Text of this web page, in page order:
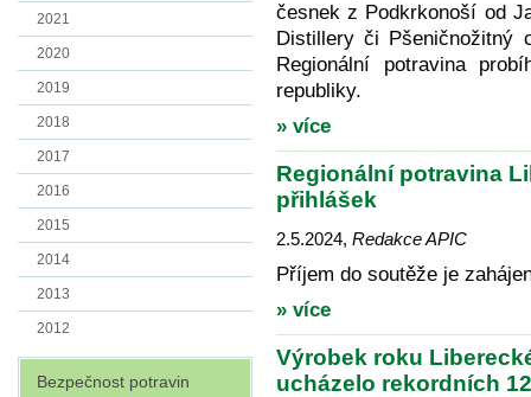
česnek z Podkrkonoší od
Distillery či Pšeničnožitný
Regionální potravina
republiky.
» více
Regionální potravina
přihlášek
2.5.2024, Redakce APIC
Příjem do soutěže je
» více
Výrobek roku
ucházelo rekordních
2021
2020
2019
2018
2017
2016
2015
2014
2013
2012
Bezpečnost potravin